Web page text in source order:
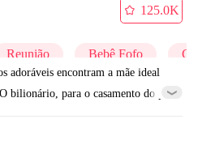
125.0K
Reunião Bebê Fofo
adoráveis encontram a mãe ideal
bilionário, para o casamento do pai